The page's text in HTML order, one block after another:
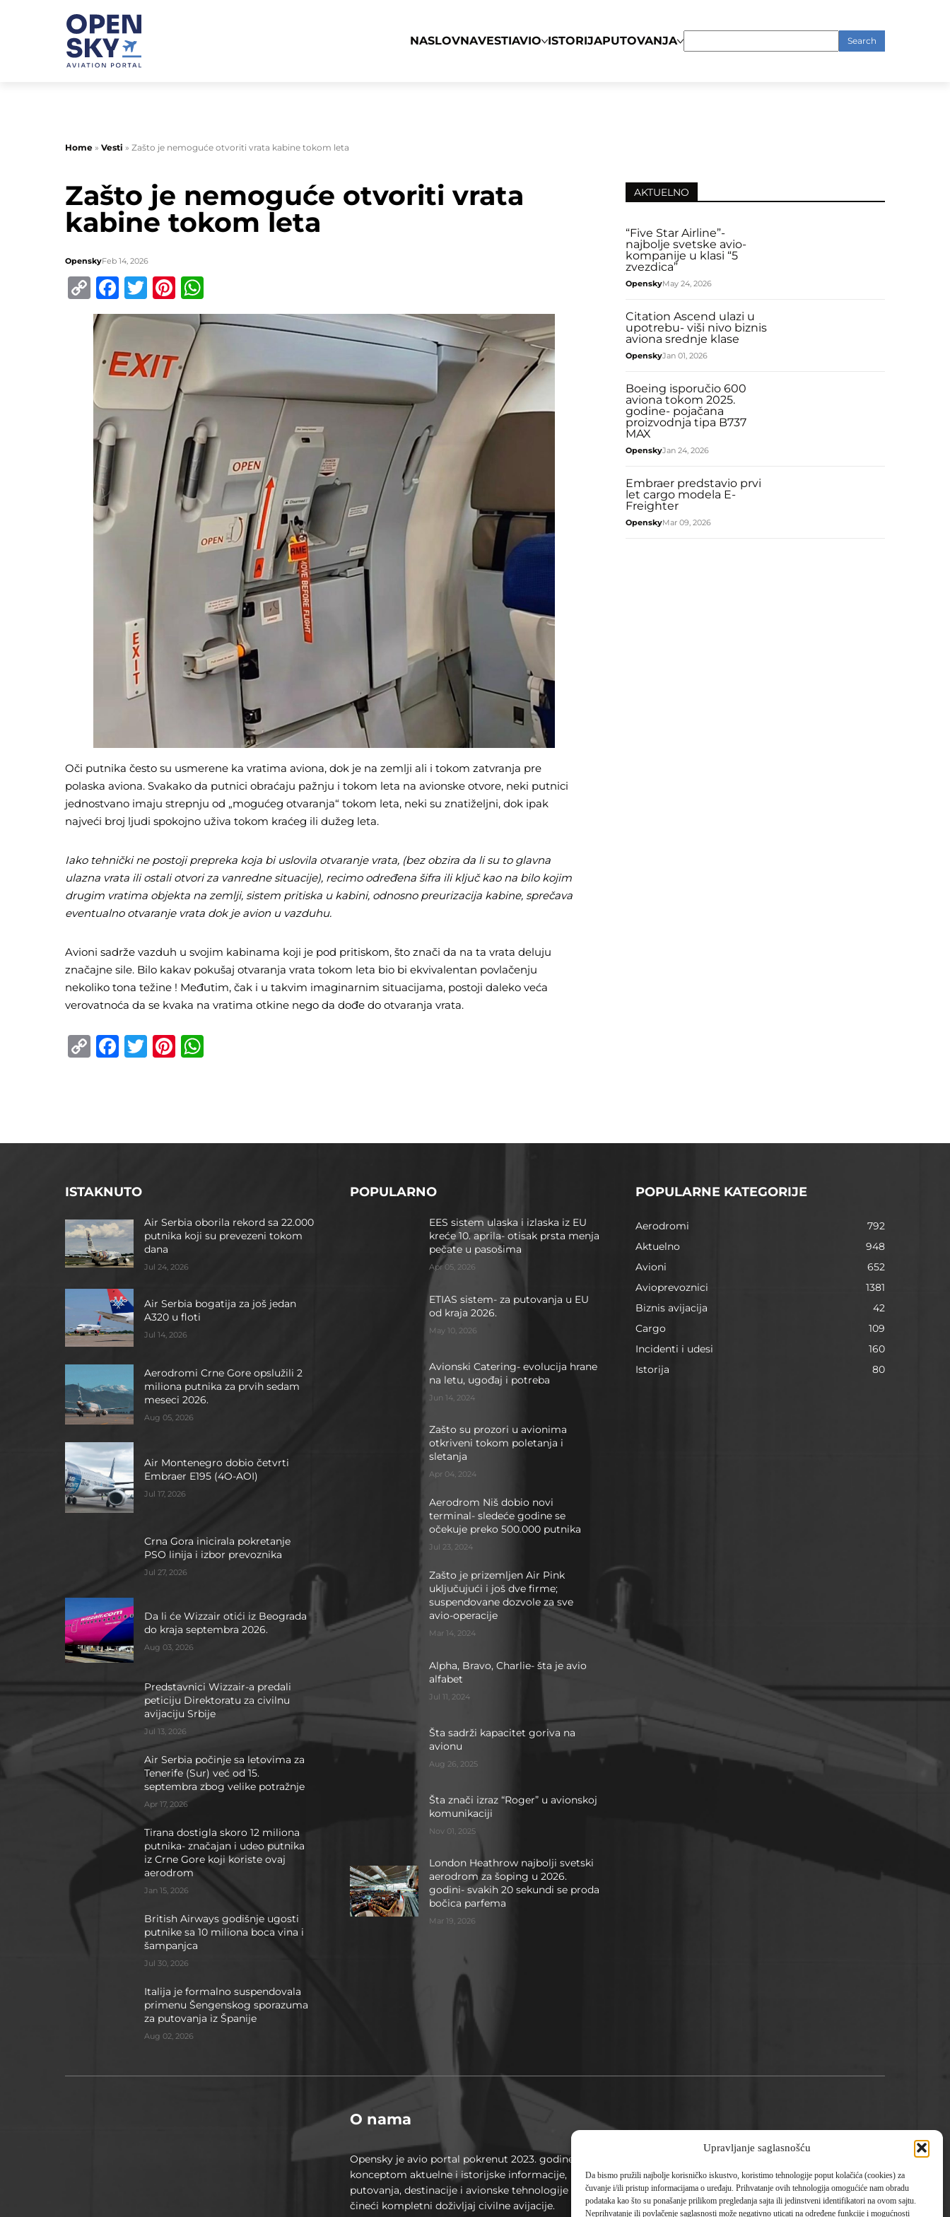
Upravljanje saglasnošću
Da bismo pružili najbolje korisničko iskustvo, koristimo tehnologije poput kolačića (cookies) za
čuvanje i/ili pristup informacijama o uređaju. Prihvatanje ovih tehnologija omogućiće nam obradu
podataka kao što su ponašanje prilikom pregledanja sajta ili jedinstveni identifikatori na ovom sajtu.
Neprihvatanje ili povlačenje saglasnosti može negativno uticati na određene funkcije i mogućnosti
NASLOVNAVESTIAVIO ISTORIJAPUTOVANJA
Home » Vesti » Zašto je nemoguće otvoriti vrata kabine tokom leta
Zašto je nemoguće otvoriti vrata
kabine tokom leta
OpenskyFeb 14, 2026
Copy
Link
Facebook
TwitterPinterest
Oči putnika često su usmerene ka vratima aviona, dok je na zemlji ali i tokom zatvranja pre
polaska aviona. Svakako da putnici obraćaju pažnju i tokom leta na avionske otvore, neki putnici
jednostvano imaju strepnju od „mogućeg otvaranja“ tokom leta, neki su znatiželjni, dok ipak
najveći broj ljudi spokojno uživa tokom kraćeg ili dužeg leta.
Iako tehnički ne postoji prepreka koja bi uslovila otvaranje vrata, (bez obzira da li su to glavna
ulazna vrata ili ostali otvori za vanredne situacije), recimo određena šifra ili ključ kao na bilo kojim
drugim vratima objekta na zemlji, sistem pritiska u kabini, odnosno preurizacija kabine, sprečava
eventualno otvaranje vrata dok je avion u vazduhu.
Avioni sadrže vazduh u svojim kabinama koji je pod pritiskom, što znači da na ta vrata deluju
značajne sile. Bilo kakav pokušaj otvaranja vrata tokom leta bio bi ekvivalentan povlačenju
nekoliko tona težine ! Međutim, čak i u takvim imaginarnim situacijama, postoji daleko veća
verovatnoća da se kvaka na vratima otkine nego da dođe do otvaranja vrata.
CopyFacebook
TwitterPinterest
AKTUELNO
“Five Star Airline”-
najbolje svetske avio-
kompanije u klasi “5
zvezdica”
OpenskyMay 24, 2026
Citation Ascend ulazi u
upotrebu- viši nivo biznis
aviona srednje klase
OpenskyJan 01, 2026
Boeing isporučio 600
aviona tokom 2025.
godine- pojačana
proizvodnja tipa B737
MAX
OpenskyJan 24, 2026
Embraer predstavio prvi
let cargo modela E-
Freighter
OpenskyMar 09, 2026
ISTAKNUTO
Air Serbia oborila rekord sa 22.000
putnika koji su prevezeni tokom
dana
Jul 24, 2026
Air Serbia bogatija za još jedan
A320 u floti
Jul 14, 2026
Aerodromi Crne Gore opslužili 2
miliona putnika za prvih sedam
meseci 2026.
Aug 05, 2026
Air Montenegro dobio četvrti
Embraer E195 (4O-AOI)
Jul 17, 2026
Crna Gora inicirala pokretanje
PSO linija i izbor prevoznika
Jul 27, 2026
Da li će Wizzair otići iz Beograda
do kraja septembra 2026.
Aug 03, 2026
Predstavnici Wizzair-a predali
peticiju Direktoratu za civilnu
avijaciju Srbije
Jul 13, 2026
Air Serbia počinje sa letovima za
Tenerife (Sur) već od 15.
septembra zbog velike potražnje
Apr 17, 2026
Tirana dostigla skoro 12 miliona
putnika- značajan i udeo putnika
iz Crne Gore koji koriste ovaj
aerodrom
Jan 15, 2026
British Airways godišnje ugosti
putnike sa 10 miliona boca vina i
šampanjca
Jul 30, 2026
Italija je formalno suspendovala
primenu Šengenskog sporazuma
za putovanja iz Španije
Aug 02, 2026
POPULARNO
EES sistem ulaska i izlaska iz EU
kreće 10. aprila- otisak prsta menja
pečate u pasošima
Apr 05, 2026
ETIAS sistem- za putovanja u EU
od kraja 2026.
May 10, 2026
Avionski Catering- evolucija hrane
na letu, ugođaj i potreba
Jun 14, 2024
Zašto su prozori u avionima
otkriveni tokom poletanja i
sletanja
Apr 04, 2024
Aerodrom Niš dobio novi
terminal- sledeće godine se
očekuje preko 500.000 putnika
Jul 23, 2024
Zašto je prizemljen Air Pink
uključujući i još dve firme;
suspendovane dozvole za sve
avio-operacije
Mar 14, 2024
Alpha, Bravo, Charlie- šta je avio
alfabet
Jul 11, 2024
Šta sadrži kapacitet goriva na
avionu
Aug 26, 2025
Šta znači izraz “Roger” u avionskoj
komunikaciji
Nov 01, 2025
London Heathrow najbolji svetski
aerodrom za šoping u 2026.
godini- svakih 20 sekundi se proda
bočica parfema
Mar 19, 2026
POPULARNE KATEGORIJE
Aerodromi
792
Aktuelno
948
Avioni
652
Avioprevoznici
1381
Biznis avijacija
42
Cargo
109
Incidenti i udesi
160
Istorija
80
O nama
Opensky je avio portal pokrenut 2023. godine sa
konceptom aktuelne i istorijske informacije,
putovanja, destinacije i avionske tehnologije
čineći kompletni doživljaj civilne avijacije.